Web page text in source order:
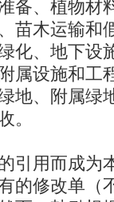
备、植物材
苗木运输和
化、地下设
属设施和工
地、附属绿
。
引用而成为
的修改单（